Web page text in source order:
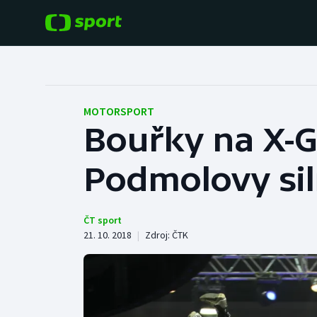
Hokej
Tenis
Cyklistika
Baseball a softbal
Basketbal
Boby a skeleton
MOTORSPORT
Bouřky na X-
Podmolovy
ČT sport
21. 10. 2018 | Zdroj: ČTK